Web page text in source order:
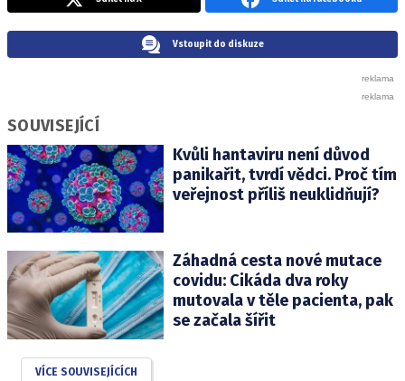
Vstoupit do diskuze
SOUVISEJÍCÍ
Kvůli hantaviru není důvod
panikařit, tvrdí vědci. Proč tím
veřejnost příliš neuklidňují?
Záhadná cesta nové mutace
covidu: Cikáda dva roky
mutovala v těle pacienta, pak
se začala šířit
VÍCE SOUVISEJÍCÍCH